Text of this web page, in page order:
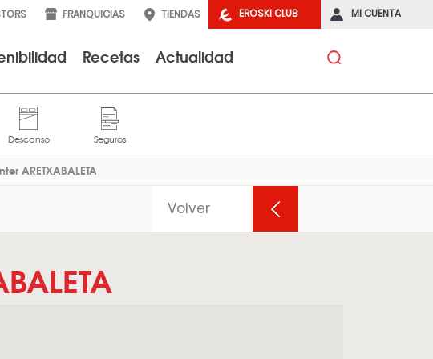
EROSKI CLUB MI CUENTA
FRANQUICIAS TIENDAS
Recetas Actualidad
ARETXABALETA
Volver